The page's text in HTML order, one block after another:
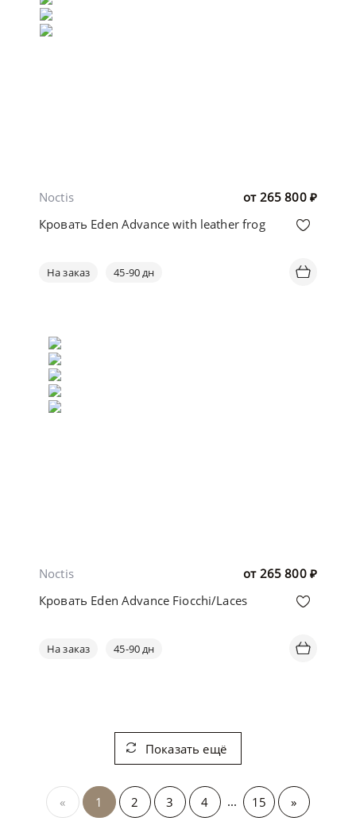
от 265 800 ₽
Noctis
Кровать Eden Advance with leather frog
На заказ 45-90 дн
от 265 800 ₽
Noctis
Кровать Eden Advance Fiocchi/Laces
На заказ 45-90 дн
Показать ещё
« 1 2 3 4 ... 15 »